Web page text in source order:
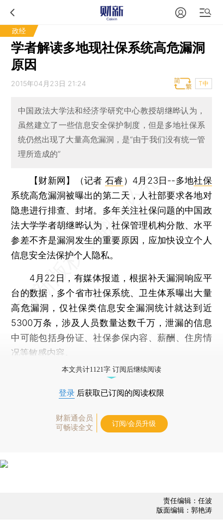
政经
学者解读多地现社保系统高危漏洞
原因
2015年04月23日 21:24 T中
中国政法大学法和经济学研究中心教授胡继晔认为，
虽然建立了一些信息安全保护制度，但是多地社保系
统仍然出现了大量高危漏洞，是“由于我们没有统一管
理所造成的”
【财新网】（记者 石睿 ） 4月23日--多地社保
系统高危漏洞被曝出的第二天，人社部要求各地对
隐患进行排查、封堵。多年关注社保问题的中国政
法大学学者胡继晔认为，社保管理机构分散、水平
参差不齐是漏洞发生的重要原因，应加快设立个人
信息安全法保护个人隐私。
4月22日，有媒体报道，根据补天漏洞响应平
台的数据，多个省市社保系统、卫生体系曝出大量
高危漏洞，仅社保类信息安全漏洞统计就达到近
5300万条，涉及人员数量达数千万，泄漏的信息
中可能包括身份证、社保参保内容、薪酬、住房情
况等敏感内容。
本文共计1121字 订阅后继续阅读
登录 后获取已订阅的阅读权限
财新通会员
可畅读全文
订阅/会员升级
责任编辑：任波
版面编辑：郭艳涛